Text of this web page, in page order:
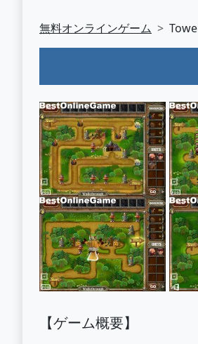
無料オンラインゲーム
【ゲーム概要】